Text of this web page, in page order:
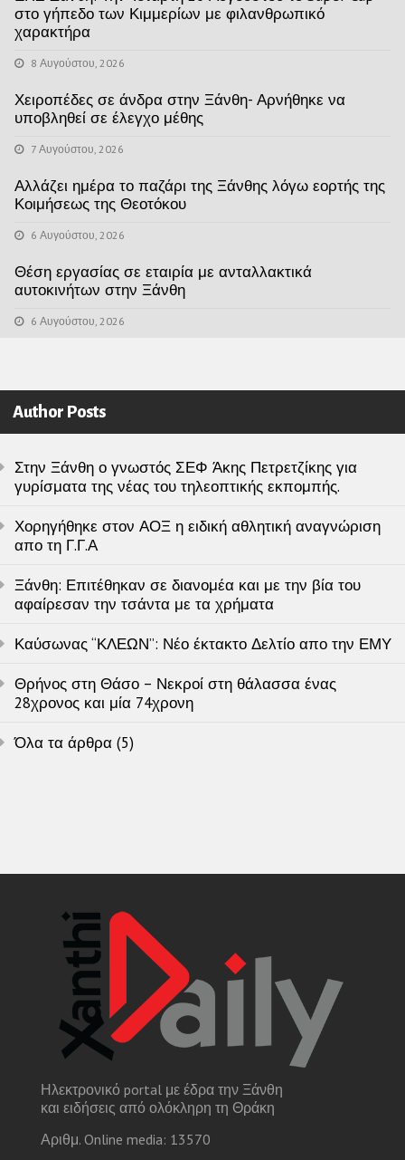
στο γήπεδο των Κιμμερίων με φιλανθρωπικό
χαρακτήρα
8 Αυγούστου, 2026
Χειροπέδες σε άνδρα στην Ξάνθη- Αρνήθηκε να
υποβληθεί σε έλεγχο μέθης
7 Αυγούστου, 2026
Αλλάζει ημέρα το παζάρι της Ξάνθης λόγω εορτής της
Κοιμήσεως της Θεοτόκου
6 Αυγούστου, 2026
Θέση εργασίας σε εταιρία με ανταλλακτικά
αυτοκινήτων στην Ξάνθη
6 Αυγούστου, 2026
Author Posts
Στην Ξάνθη ο γνωστός ΣΕΦ Άκης Πετρετζίκης για
γυρίσματα της νέας του τηλεοπτικής εκπομπής.
Χορηγήθηκε στον ΑΟΞ η ειδική αθλητική αναγνώριση
απο τη Γ.Γ.Α
Ξάνθη: Επιτέθηκαν σε διανομέα και με την βία του
αφαίρεσαν την τσάντα με τα χρήματα
Καύσωνας “ΚΛΕΩΝ”: Νέο έκτακτο Δελτίο απο την ΕΜΥ
Θρήνος στη Θάσο – Νεκροί στη θάλασσα ένας
28χρονος και μία 74χρονη
Όλα τα άρθρα (5)
Ηλεκτρονικό portal με έδρα την Ξάνθη
και ειδήσεις από ολόκληρη τη Θράκη
Αριθμ. Online media: 13570